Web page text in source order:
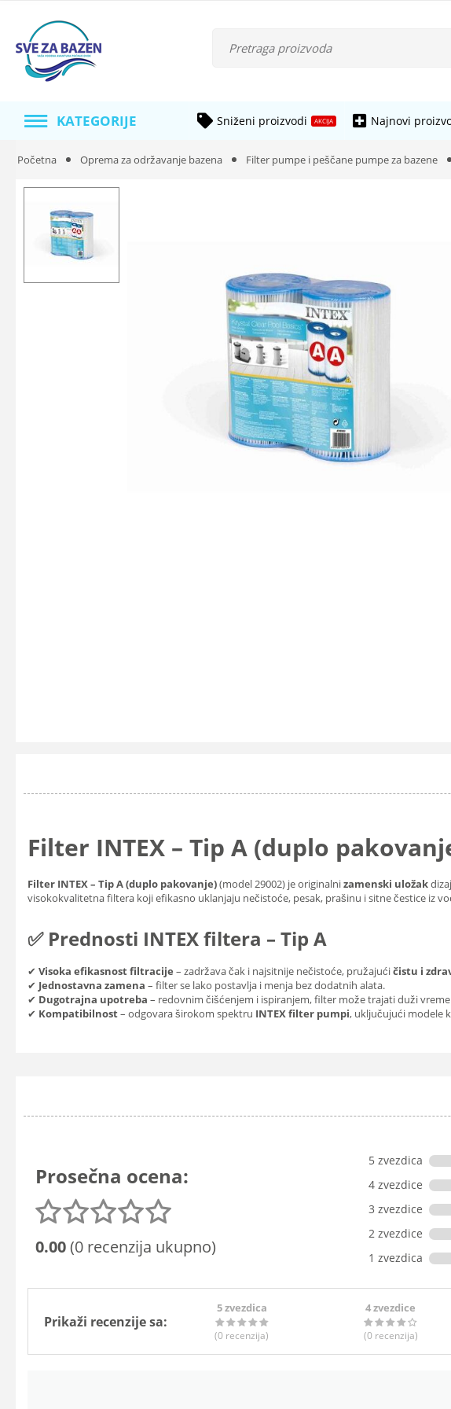
KATEGORIJE Sniženi proizvodi AKCIJA Najnovi
Početna Oprema za održavanje bazena Filter pumpe i peščane pumpe za bazene
Filter INTEX – Tip A (duplo
Filter INTEX – Tip A (duplo pakovanje)(model 29002) je originalnizamenski uložak
visokokvalitetna filtera koji efikasno uklanjaju nečistoće, pesak, prašinu i sitne čestice iz
✅ Prednosti INTEX filtera – Tip A
✔ Visoka efikasnost filtracije – zadržava čak i najsitnije nečistoće, pružajućičistu i
✔ Jednostavna zamena – filter se lako postavlja i menja bez dodatnih alata.
✔ Dugotrajna upotreba – redovnim čišćenjem i ispiranjem, filter može trajati duži
✔ Kompatibilnost– odgovara širokom spektru INTEX filter pumpi, uključujući modele
Prosečna ocena:
0.00(0 recenzija ukupno)
5 zvezdica
4 zvezdice
3 zvezdice
2 zvezdice
1 zvezdica
Prikaži recenzije sa:
5 zvezdica
(0 recenzija)
4 zvezdice
(0 recenzija)